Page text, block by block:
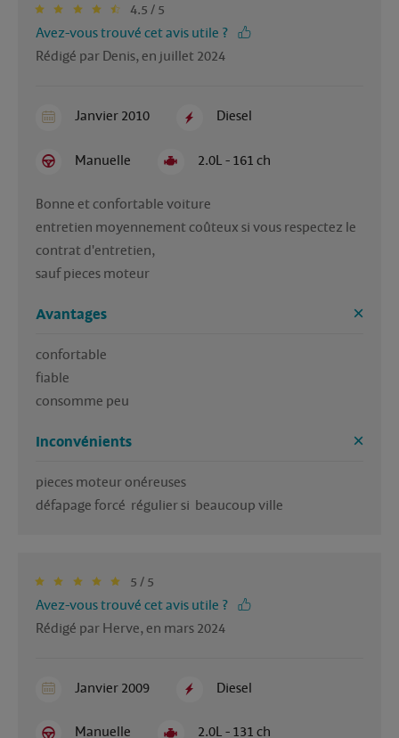
4.5 / 5
Avez-vous trouvé cet avis utile ?
Rédigé par Denis, en juillet 2024
Janvier 2010 Diesel
Manuelle 2.0L - 161 ch
Bonne et confortable voiture
entretien moyennement coûteux si vous respectez le
contrat d'entretien,
Avantages
confortable
fiable
Inconvénients
pieces moteur onéreuses
5 / 5
Avez-vous trouvé cet avis utile ?
Rédigé par Herve, en mars 2024
Janvier 2009 Diesel
Manuelle 2.0L - 131 ch